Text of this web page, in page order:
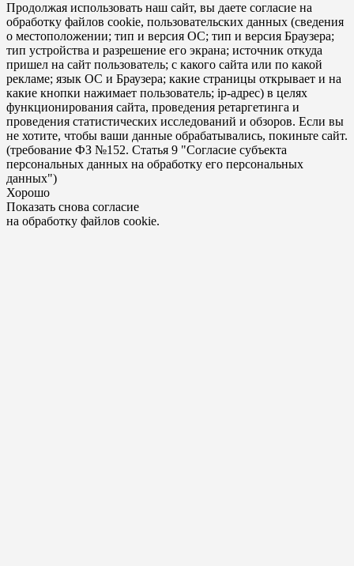
Продолжая использовать наш сайт, вы даете согласие на
обработку файлов cookie, пользовательских данных (сведения
о местоположении; тип и версия ОС; тип и версия Браузера;
тип устройства и разрешение его экрана; источник откуда
пришел на сайт пользователь; с какого сайта или по какой
рекламе; язык ОС и Браузера; какие страницы открывает и на
какие кнопки нажимает пользователь; ip-адрес) в целях
функционирования сайта, проведения ретаргетинга и
проведения статистических исследований и обзоров. Если вы
не хотите, чтобы ваши данные обрабатывались, покиньте сайт.
(требование ФЗ №152. Статья 9 "Согласие субъекта
персональных данных на обработку его персональных
данных")
Хорошо
Показать снова согласие
на обработку файлов cookie.